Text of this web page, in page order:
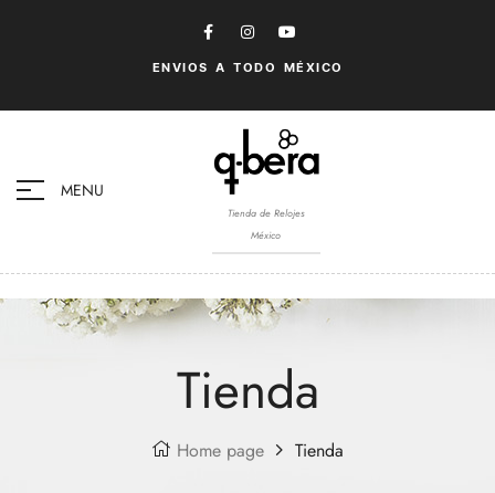
ENVIOS A TODO MÉXICO
MENU
Tienda de Relojes
México
Tienda
Home page Tienda